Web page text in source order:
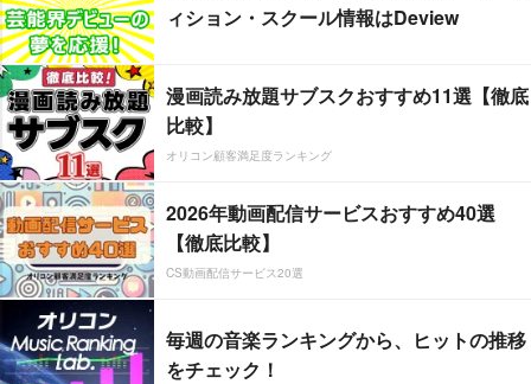
ィション・スクール情報はDeview
漫画読み放題サブスクおすすめ11選【徹底
比較】
オリコン顧客満足度ランキング
2026年動画配信サービスおすすめ40選
【徹底比較】
CS動画配信サービス20選
毎週の音楽ランキングから、ヒットの推移
をチェック！